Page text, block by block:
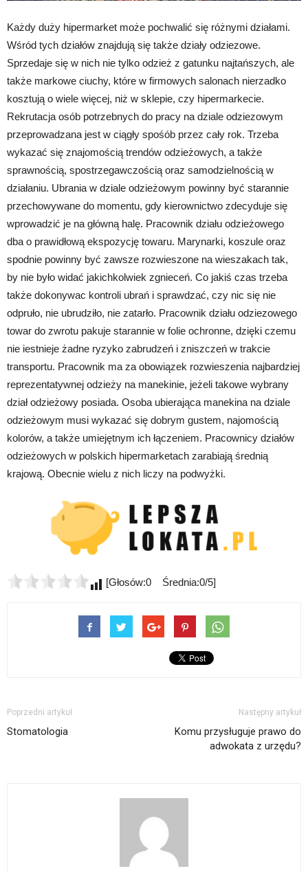
Każdy duży hipermarket może pochwalić się różnymi działami.
Wśród tych działów znajdują się także działy odziezowe.
Sprzedaje się w nich nie tylko odzież z gatunku najtańszych, ale
także markowe ciuchy, które w firmowych salonach nierzadko
kosztują o wiele więcej, niż w sklepie, czy hipermarkecie.
Rekrutacja osób potrzebnych do pracy na dziale odziezowym
przeprowadzana jest w ciągły spośób przez cały rok. Trzeba
wykazać się znajomością trendów odzieżowych, a także
sprawnością, spostrzegawczością oraz samodzielnością w
działaniu. Ubrania w dziale odzieżowym powinny być starannie
przechowywane do momentu, gdy kierownictwo zdecyduje się
wprowadzić je na główną halę. Pracownik działu odzieżowego
dba o prawidłową ekspozycję towaru. Marynarki, koszule oraz
spodnie powinny być zawsze rozwieszone na wieszakach tak,
by nie było widać jakichkolwiek zgnieceń. Co jakiś czas trzeba
także dokonywac kontroli ubrań i sprawdzać, czy nic się nie
odpruło, nie ubrudziło, nie zatarło. Pracownik działu odziezowego
towar do zwrotu pakuje starannie w folie ochronne, dzięki czemu
nie iestnieje żadne ryzyko zabrudzeń i zniszczeń w trakcie
transportu. Pracownik ma za obowiązek rozwieszenia najbardziej
reprezentatywnej odzieży na manekinie, jeżeli takowe wybrany
dział odzieżowy posiada. Osoba ubierająca manekina na dziale
odzieżowym musi wykazać się dobrym gustem, najomością
kolorów, a także umiejętnym ich łączeniem. Pracownicy działów
odzieżowych w polskich hipermarketach zarabiają średnią
krajową. Obecnie wielu z nich liczy na podwyżki.
[Głosów:0 Średnia:0/5]
Poprzedni artykuł
Stomatologia
Następny artykuł
Komu przysługuje prawo do
adwokata z urzędu?